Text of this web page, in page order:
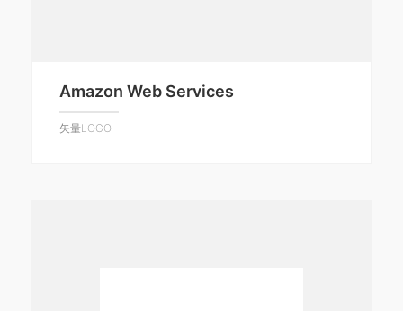
Amazon Web Services
矢量LOGO